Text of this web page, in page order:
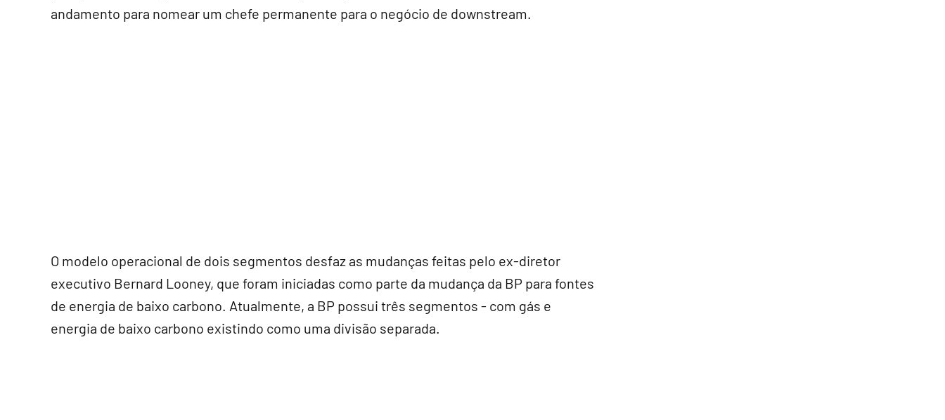
andamento para nomear um chefe permanente para o negócio de downstream.
O modelo operacional de dois segmentos desfaz as mudanças feitas pelo ex-diretor
executivo Bernard Looney, que foram iniciadas como parte da mudança da BP para fontes
de energia de baixo carbono. Atualmente, a BP possui três segmentos - com gás e
energia de baixo carbono existindo como uma divisão separada.